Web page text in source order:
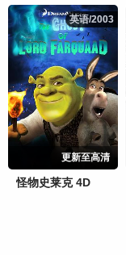
英语/2003
英语/2003
更新至高清
怪物史莱克 4D